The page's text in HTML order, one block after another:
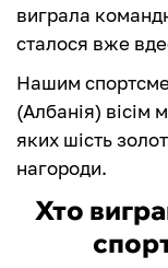
виграла
сталося вже
Нашим
(Албанія) вісім
яких шість
нагороди.
Хто